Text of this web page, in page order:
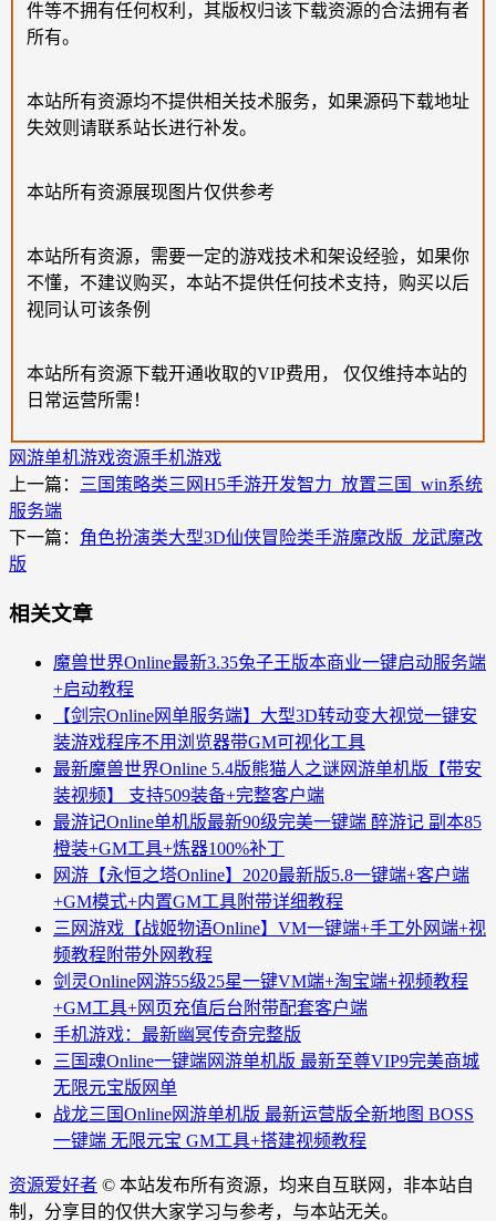
件等不拥有任何权利，其版权归该下载资源的合法拥有者
所有。
本站所有资源均不提供相关技术服务，如果源码下载地址
失效则请联系站长进行补发。
本站所有资源展现图片仅供参考
本站所有资源，需要一定的游戏技术和架设经验，如果你
不懂，不建议购买，本站不提供任何技术支持，购买以后
视同认可该条例
本站所有资源下载开通收取的VIP费用， 仅仅维持本站的
日常运营所需！
网游单机游戏资源手机游戏
上一篇：
三国策略类三网H5手游开发智力_放置三国_win系统
服务端
下一篇： 角色扮演类大型3D仙侠冒险类手游魔改版_龙武魔改
版
相关文章
魔兽世界Online最新3.35兔子王版本商业一键启动服务端
+启动教程
【剑宗Online网单服务端】大型3D转动变大视觉一键安
装游戏程序不用浏览器带GM可视化工具
最新魔兽世界Online 5.4版熊猫人之谜网游单机版【带安
装视频】 支持509装备+完整客户端
最游记Online单机版最新90级完美一键端 醉游记 副本85
橙装+GM工具+炼器100%补丁
网游【永恒之塔Online】2020最新版5.8一键端+客户端
+GM模式+内置GM工具附带详细教程
三网游戏【战姬物语Online】VM一键端+手工外网端+视
频教程附带外网教程
剑灵Online网游55级25星一键VM端+淘宝端+视频教程
+GM工具+网页充值后台附带配套客户端
手机游戏：最新幽冥传奇完整版
三国魂Online一键端网游单机版 最新至尊VIP9完美商城
无限元宝版网单
战龙三国Online网游单机版 最新运营版全新地图 BOSS
一键端 无限元宝 GM工具+搭建视频教程
资源爱好者 © 本站发布所有资源，均来自互联网，非本站自
制，分享目的仅供大家学习与参考，与本站无关。